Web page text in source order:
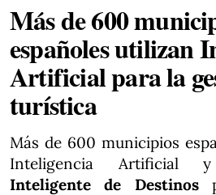
Más de 600
españoles utilizan
Artificial para la
turística
Más de 600 municipios
Inteligencia
Inteligente de Destinos